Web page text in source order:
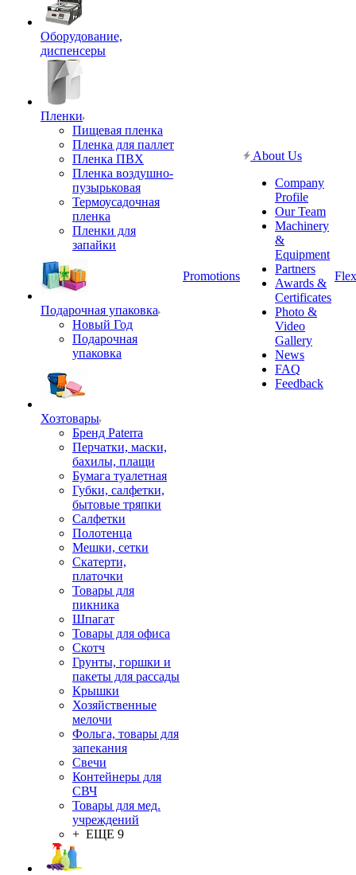
Оборудование,
диспенсеры
Пленки
Пищевая пленка
Пленка для паллет
Пленка ПВХ
Пленка воздушно-
пузырьковая
Термоусадочная
пленка
Пленки для
запайки
Подарочная упаковка
Новый Год
Подарочная
упаковка
Хозтовары
Бренд Paterra
Перчатки, маски,
бахилы, плащи
Бумага туалетная
Губки, салфетки,
бытовые тряпки
Салфетки
Полотенца
Мешки, сетки
Скатерти,
платочки
Товары для
пикника
Шпагат
Товары для офиса
Скотч
Грунты, горшки и
пакеты для рассады
Крышки
Хозяйственные
мелочи
Фольга, товары для
запекания
Свечи
Контейнеры для
СВЧ
Товары для мед.
учреждений
+ ЕЩЕ 9
Promotions
About Us
Company
Profile
Our Team
Machinery
&
Equipment
Partners
Awards &
Certificates
Photo &
Video
Gallery
News
FAQ
Feedback